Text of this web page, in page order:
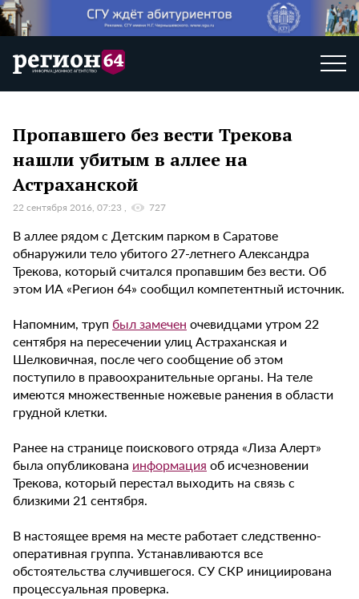
Пропавшего без вести Трекова
нашли убитым в аллее на
Астраханской
22 сентября 2016, 07:23 727
В аллее рядом с Детским парком в Саратове
обнаружили тело убитого 27-летнего Александра
Трекова, который считался пропавшим без вести. Об
этом ИА «Регион 64» сообщил компетентный источник.
Напомним, труп был замечен очевидцами утром 22
сентября на пересечении улиц Астраханская и
Шелковичная, после чего сообщение об этом
поступило в правоохранительные органы. На теле
имеются множественные ножевые ранения в области
грудной клетки.
Ранее на странице поискового отряда «Лиза Алерт»
была опубликована информация об исчезновении
Трекова, который перестал выходить на связь с
близкими 21 сентября.
В настоящее время на месте работает следственно-
оперативная группа. Устанавливаются все
обстоятельства случившегося. СУ СКР инициирована
процессуальная проверка.